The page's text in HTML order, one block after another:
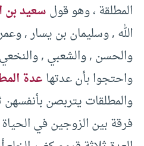
المطلقة ، وهو قولسعيد بن
الله ‏,‏ وسليمان بن يسار ‏,‏
والحسن ‏,‏ والشعبي ‏,‏
‏واحتجوا بأن عدتهاعدة
والمطلقات يتربصن بأنفسهن
فرقة بين الزوجين في